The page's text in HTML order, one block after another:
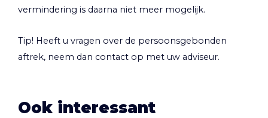
vermindering is daarna niet meer mogelijk.
Tip! Heeft u vragen over de persoonsgebonden
aftrek, neem dan contact op met uw adviseur.
Ook interessant